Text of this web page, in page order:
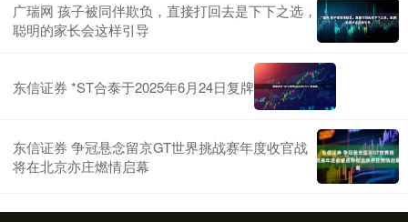
广瑞网 孩子被同伴欺负，直接打回去是下下之选，
聪明的家长会这样引导
东信证券 *ST合泰于2025年6月24日复牌
东信证券 争冠悬念留京GT世界挑战赛年度收官战
将在北京亦庄燃情启幕